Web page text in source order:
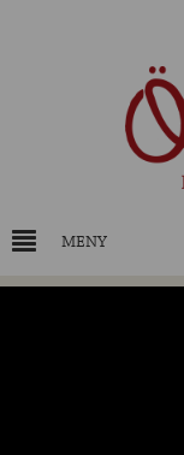
MENY